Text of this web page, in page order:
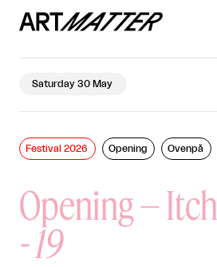
Saturday 30 May
Opening – Itch
-19
Festival 2026 Opening Ovenpå